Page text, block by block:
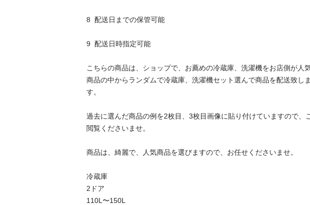
8  配送日までの保管可能
9  配送日時指定可能
こちらの商品は、ショップで、お薦めの冷蔵庫、洗濯機をお店側が人
商品の中からランダムで冷蔵庫、洗濯機セット選んで商品を配送致しま
す。
過去に選んだ商品の例を2枚目、3枚目画像に貼り付けていますので、
閲覧くださいませ。
商品は、綺麗で、人気商品を選びますので、お任せくださいませ。
冷蔵庫
2ドア
110L〜150L